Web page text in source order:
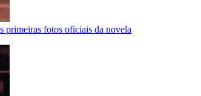
primeiras fotos oficiais da novela